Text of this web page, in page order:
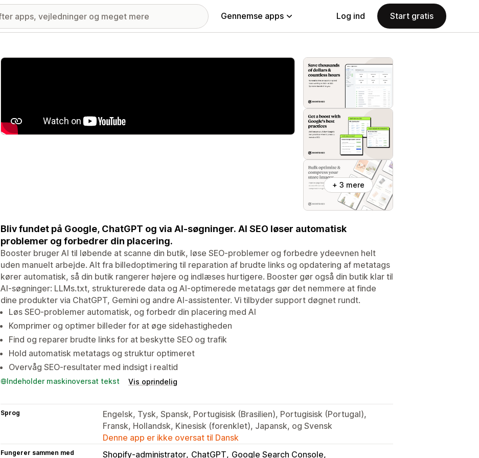
Gennemse apps Log ind Start gratis
Galleri med udvalgte billeder
+ 3 mere
Bliv fundet på Google, ChatGPT og via AI-søgninger. AI SEO løser automatisk
problemer og forbedrer din placering.
Booster bruger AI til løbende at scanne din butik, løse SEO-problemer og forbedre ydeevnen helt
uden manuelt arbejde. Alt fra billedoptimering til reparation af brudte links og opdatering af metatags
kører automatisk, så din butik rangerer højere og indlæses hurtigere. Booster gør også din butik klar til
AI-søgninger: LLMs.txt, strukturerede data og AI-optimerede metatags gør det nemmere at finde
dine produkter via ChatGPT, Gemini og andre AI-assistenter. Vi tilbyder support døgnet rundt.
Løs SEO-problemer automatisk, og forbedr din placering med AI
Komprimer og optimer billeder for at øge sidehastigheden
Find og reparer brudte links for at beskytte SEO og trafik
Hold automatisk metatags og struktur optimeret
Overvåg SEO-resultater med indsigt i realtid
Indeholder maskinoversat tekst Vis oprindelig
Sprog
Engelsk, Tysk, Spansk, Portugisisk (Brasilien), Portugisisk (Portugal),
Fransk, Hollandsk, Kinesisk (forenklet), Japansk, og Svensk
Denne app er ikke oversat til Dansk
Fungerer sammen med Shopify-administrator ChatGPT Google Search Console